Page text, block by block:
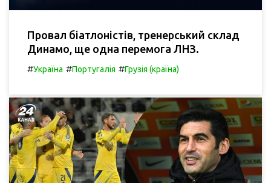
Провал біатлоністів, тренерський склад
Динамо, ще одна перемога ЛНЗ.
#Україна #Португалія #Грузія (країна)